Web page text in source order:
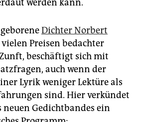
werden kann.
Dichter Norbert
Preisen bedachter
beschäftigt sich mit
auch wenn der
Lyrik weniger Lektüre als
sind. Hier verkündet
neuen Gedichtbandes ein